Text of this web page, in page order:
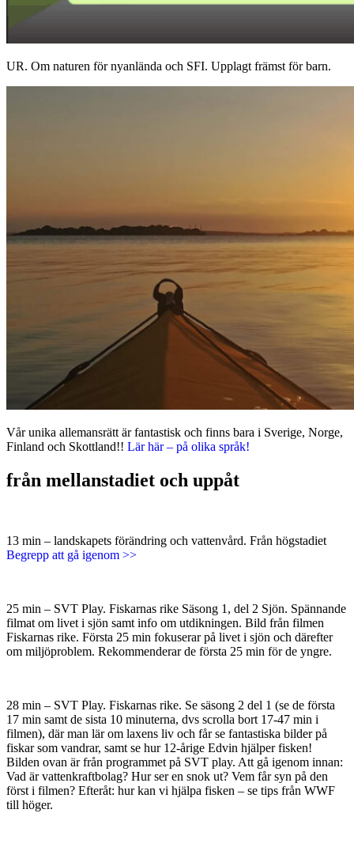
UR. Om naturen för nyanlända och SFI. Upplagt främst för barn.
Vår unika allemansrätt är fantastisk och finns bara i Sverige, Norge,
Finland och Skottland!! Lär här – på olika språk!
från mellanstadiet och uppåt
13 min – landskapets förändring och vattenvård. Från högstadiet
Begrepp att gå igenom >>
25 min – SVT Play. Fiskarnas rike Säsong 1, del 2 Sjön. Spännande
filmat om livet i sjön samt info om utdikningen. Bild från filmen
Fiskarnas rike. Första 25 min fokuserar på livet i sjön och därefter
om miljöproblem. Rekommenderar de första 25 min för de yngre.
28 min – SVT Play. Fiskarnas rike. Se säsong 2 del 1 (se de första
17 min samt de sista 10 minuterna, dvs scrolla bort 17-47 min i
filmen), där man lär om laxens liv och får se fantastiska bilder på
fiskar som vandrar, samt se hur 12-årige Edvin hjälper fisken!
Bilden ovan är från programmet på SVT play. Att gå igenom innan:
Vad är vattenkraftbolag? Hur ser en snok ut? Vem får syn på den
först i filmen? Efteråt: hur kan vi hjälpa fisken – se tips från WWF
till höger.